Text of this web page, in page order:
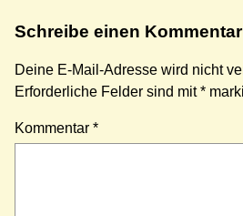
Schreibe einen Kommentar
Deine E-Mail-Adresse wird nicht
Erforderliche Felder sind mit*
Kommentar *